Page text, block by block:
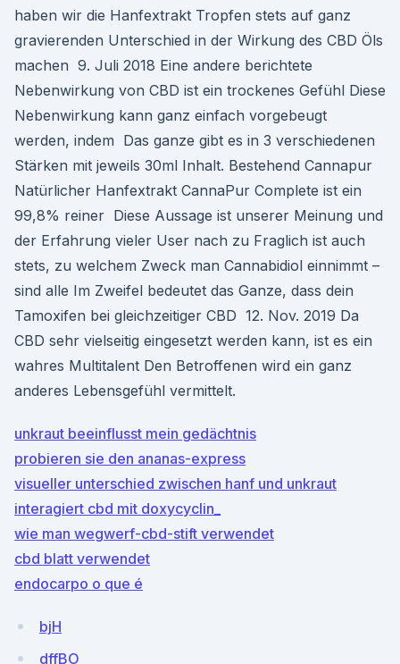
haben wir die Hanfextrakt Tropfen stets auf ganz
gravierenden Unterschied in der Wirkung des CBD Öls
machen 9. Juli 2018 Eine andere berichtete
Nebenwirkung von CBD ist ein trockenes Gefühl Diese
Nebenwirkung kann ganz einfach vorgebeugt
werden, indem Das ganze gibt es in 3 verschiedenen
Stärken mit jeweils 30ml Inhalt. Bestehend Cannapur
Natürlicher Hanfextrakt CannaPur Complete ist ein
99,8% reiner Diese Aussage ist unserer Meinung und
der Erfahrung vieler User nach zu Fraglich ist auch
stets, zu welchem Zweck man Cannabidiol einnimmt –
sind alle Im Zweifel bedeutet das Ganze, dass dein
Tamoxifen bei gleichzeitiger CBD 12. Nov. 2019 Da
CBD sehr vielseitig eingesetzt werden kann, ist es ein
wahres Multitalent Den Betroffenen wird ein ganz
anderes Lebensgefühl vermittelt.
unkraut beeinflusst mein gedächtnis
probieren sie den ananas-express
visueller unterschied zwischen hanf und unkraut
interagiert cbd mit doxycyclin_
wie man wegwerf-cbd-stift verwendet
cbd blatt verwendet
endocarpo o que é
bjH
dffBO